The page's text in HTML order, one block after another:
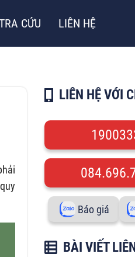
CỨU LIÊN HỆ
LIÊN HỆ VỚI
Báo giá
BÀI VIẾT